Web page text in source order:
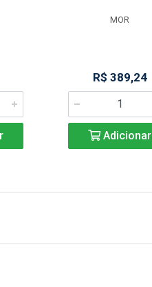
MOR
R$ 389,24
Adicionar